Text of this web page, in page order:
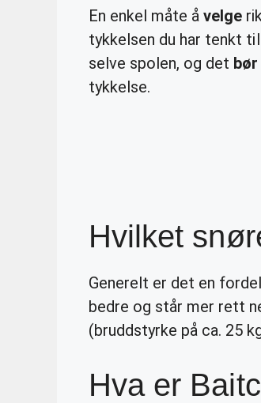
En enkel måte åvelge
tykkelsen du har tenkt
selve spolen, og det bør
tykkelse.
Hvilket
Generelt er det en
bedre og står mer rett
(bruddstyrke på ca. 25
Hva er